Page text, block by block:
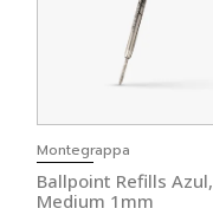
Montegrappa
Ballpoint Refills Azul,
Medium 1mm